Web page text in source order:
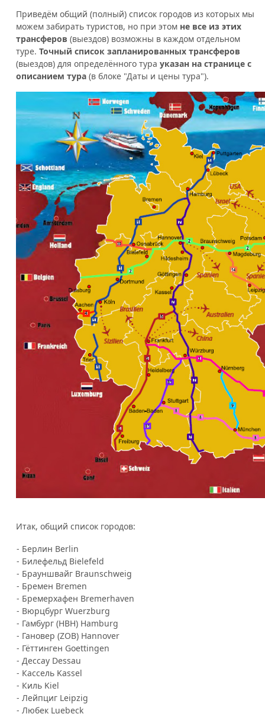
Приведём общий (полный) список городов из которых мы
можем забирать туристов, но при этом не все из этих
трансферов (выездов) возможны в каждом отдельном
туре. Точный список запланированных трансферов
(выездов) для определённого тура указан на странице с
описанием тура (в блоке "Даты и цены тура").
Итак, общий список городов:
- Берлин Berlin
- Билефельд Bielefeld
- Брауншвайг Braunschweig
- Бремен Bremen
- Бремерхафен Bremerhaven
- Вюрцбург Wuerzburg
- Гамбург (HBH) Hamburg
- Гановер (ZOB) Hannover
- Гёттинген Goettingen
- Дессау Dessau
- Кассель Kassel
- Киль Kiel
- Лейпциг Leipzig
- Любек Luebeck